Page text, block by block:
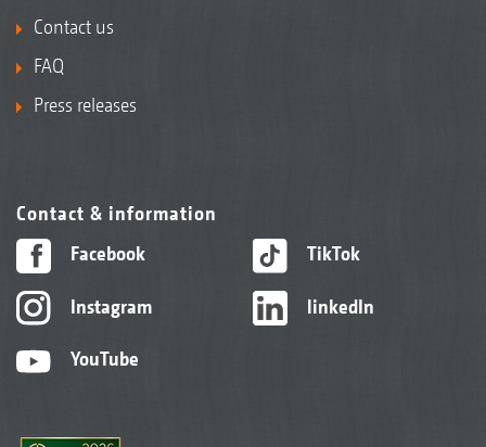
Contact us
FAQ
Press releases
Contact & information
Facebook
Instagram
YouTube
TikTok
linkedIn